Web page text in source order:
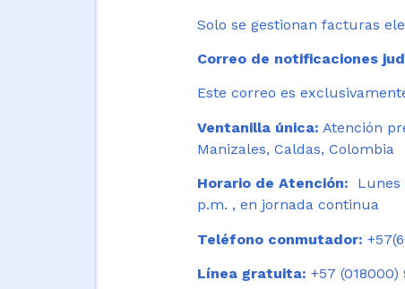
Solo se gestionan facturas
Correo de notificaciones
Este correo es
Ventanilla única: Atención
Manizales, Caldas, Colombia
Horario de Atención:
Lunes
p.m. , en jornada continua
Teléfono conmutador:
Línea gratuita: +57 (018000)